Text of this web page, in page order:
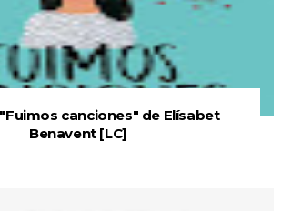
"Fuimos canciones" de Elísabet
Benavent [LC]